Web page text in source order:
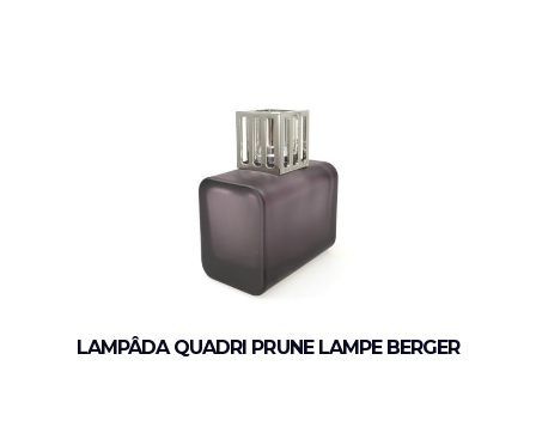
LAMPÂDA QUADRI PRUNE LAMPE BERGER